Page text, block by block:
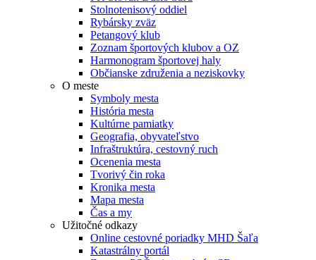
Stolnotenisový oddiel
Rybársky zväz
Petangový klub
Zoznam športových klubov a OZ
Harmonogram športovej haly
Občianske združenia a neziskovky
O meste
Symboly mesta
História mesta
Kultúrne pamiatky
Geografia, obyvateľstvo
Infraštruktúra, cestovný ruch
Ocenenia mesta
Tvorivý čin roka
Kronika mesta
Mapa mesta
Čas a my
Užitočné odkazy
Online cestovné poriadky MHD Šaľa
Katastrálny portál